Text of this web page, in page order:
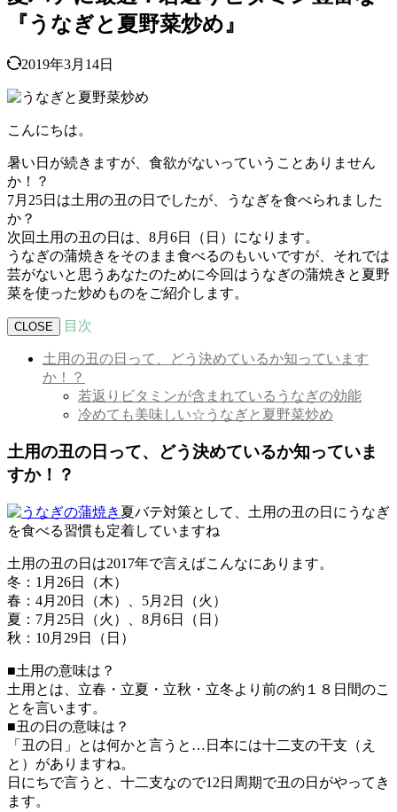
『うなぎと夏野菜炒め』
2019年3月14日
こんにちは。
暑い日が続きますが、食欲がないっていうことありません
か！？
7月25日は土用の丑の日でしたが、うなぎを食べられました
か？
次回土用の丑の日は、8月6日（日）になります。
うなぎの蒲焼きをそのまま食べるのもいいですが、それでは
芸がないと思うあなたのために今回はうなぎの蒲焼きと夏野
菜を使った炒めものをご紹介します。
CLOSE 目次
土用の丑の日って、どう決めているか知っています
か！？
若返りビタミンが含まれているうなぎの効能
冷めても美味しい☆うなぎと夏野菜炒め
土用の丑の日って、どう決めているか知っていま
すか！？
夏バテ対策として、土用の丑の日にうなぎ
を食べる習慣も定着していますね
土用の丑の日は2017年で言えばこんなにあります。
冬：1月26日（木）
春：4月20日（木）、5月2日（火）
夏：7月25日（火）、8月6日（日）
秋：10月29日（日）
■土用の意味は？
土用とは、立春・立夏・立秋・立冬より前の約１８日間のこ
とを言います。
■丑の日の意味は？
「丑の日」とは何かと言うと…日本には十二支の干支（え
と）がありますね。
日にちで言うと、十二支なので12日周期で丑の日がやってき
ます。